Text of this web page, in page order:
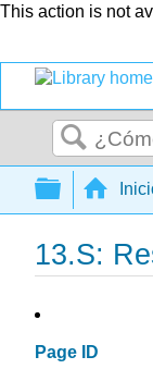
This action is not
Buscar
13.S:
Page ID